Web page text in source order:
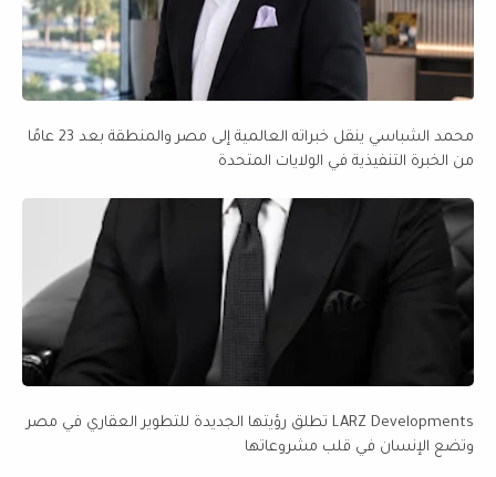
محمد الشباسي ينقل خبراته العالمية إلى مصر والمنطقة بعد 23 عامًا
من الخبرة التنفيذية في الولايات المتحدة
LARZ Developments تطلق رؤيتها الجديدة للتطوير العقاري في مصر
وتضع الإنسان في قلب مشروعاتها